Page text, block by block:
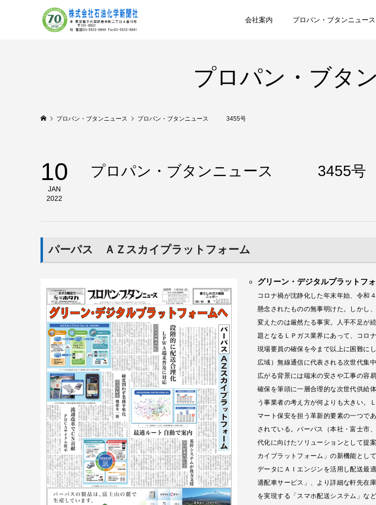
会社案内 プロパン・ブタンニュース
プロパン・ブタ
プロパン・ブタンニュース プロパン・ブタンニュース 3455号
10
JAN
2022
プロパン・ブタンニュース 3455号
パーパス ＡＺスカイプラットフォーム
グリーン・デジタルプラットフ
コロナ禍が沈静化した年末年始、令和
懸念されたものの無事明けた。しかし
変えたのは厳然たる事実。人手不足が
題となるＬＰガス業界にあって、コロ
現場要員の確保を今まで以上に困難に
広域）無線通信に代表される次世代集
広がる背景には端末の安さや工事の容
確保を筆頭に一層合理的な次世代供給
う事業者の考え方が何よりも大きい。
マート保安を担う革新的要素の一つで
されている。パーパス（本社・富士市
代化に向けたソリューションとして提
カイプラットフォーム」の新機能とし
データにＡＩエンジンを活用し配送最
適配車サービス」、より詳細な軒先在
を実現する「スマホ配送システム」な